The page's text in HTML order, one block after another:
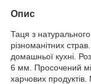
Опис
Таця з
різноманітних
домашньої кухні.
6 мм. Просочений
харчових